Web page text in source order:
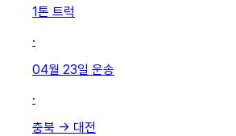
1톤 트럭
·
04월 23일 운송
·
충북 → 대전